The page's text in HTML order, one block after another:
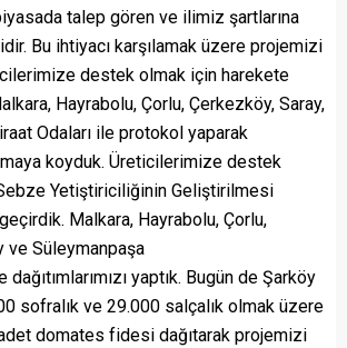
talep gören ve ilimiz şartlarına
Bu ihtiyacı karşılamak üzere projemizi
destek olmak için harekete
Hayrabolu, Çorlu, Çerkezköy, Saray,
Odaları ile protokol yaparak
koyduk. Üreticilerimize destek
Yetiştiriciliğinin Geliştirilmesi
Malkara, Hayrabolu, Çorlu,
ve Süleymanpaşa
yaptık. Bugün de Şarköy
sofralık ve 29.000 salçalık olmak üzere
domates fidesi dağıtarak projemizi